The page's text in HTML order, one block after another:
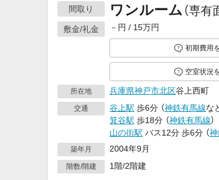
間取り ワンルーム （専有
敷金/礼金 －円 / 15万円
初期費用
空室状況
所在地 兵庫県神戸市北区谷上西町
交通 谷上駅 歩6分 （神鉄有馬線な
箕谷駅 歩18分 （神鉄有馬線）
山の街駅 バス12分 歩6分 （
築年月 2004年9月
階数/階建 1階/2階建